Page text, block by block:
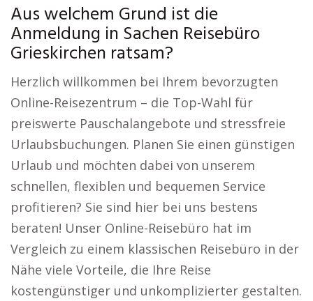
Aus welchem Grund ist die
Anmeldung in Sachen Reisebüro
Grieskirchen ratsam?
Herzlich willkommen bei Ihrem bevorzugten
Online-Reisezentrum – die Top-Wahl für
preiswerte Pauschalangebote und stressfreie
Urlaubsbuchungen. Planen Sie einen günstigen
Urlaub und möchten dabei von unserem
schnellen, flexiblen und bequemen Service
profitieren? Sie sind hier bei uns bestens
beraten! Unser Online-Reisebüro hat im
Vergleich zu einem klassischen Reisebüro in der
Nähe viele Vorteile, die Ihre Reise
kostengünstiger und unkomplizierter gestalten.